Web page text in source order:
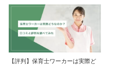
【評判】保育士ワーカーは実際ど